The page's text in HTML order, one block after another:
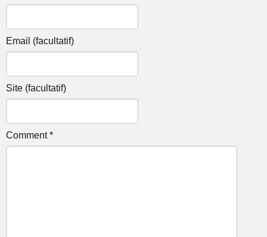
Email (facultatif)
Site (facultatif)
Comment *